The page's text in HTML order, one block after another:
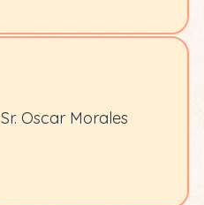
Sr. Oscar Morales